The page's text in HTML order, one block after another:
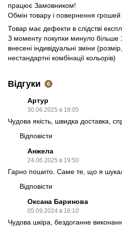
працює Замовником!
Обмін товару і повернення
Товар має дефекти в слідстві
З моменту покупки минуло більше
внесені індивідуальні зміни
нестандартні комбінації кольорів)
Відгуки 6
Артур
30.06.2025 в 18:05
Чудова якість, швидка доставка,
Відповісти
Анжела
24.06.2025 в 19:50
Гарно пошито. Саме те, що я
Відповісти
Оксана Баринова
05.09.2024 в 16:10
Чудова шкіра, бездоганне